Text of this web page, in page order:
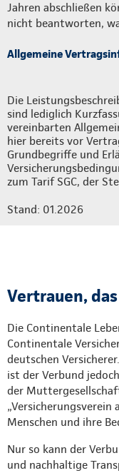
Jahren abschließen
nicht beantworten,
Allgemeine
Die
sind lediglich
vereinbarten
hier bereits vor
Grundbegriffe und
zum Tarif SGC, der
Stand: 01.2026
Vertrauen,
Die Continentale
Continentale
deutschen
ist der Verbund
der
Menschen und ihre
Nur so kann der
und nachhaltige